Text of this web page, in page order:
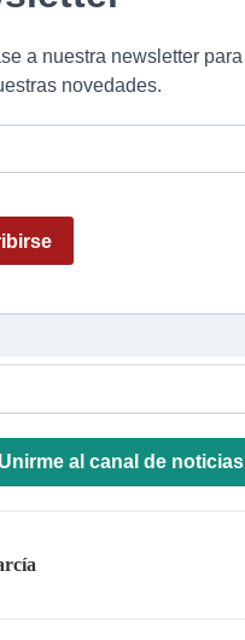
Unirme al canal de noticias